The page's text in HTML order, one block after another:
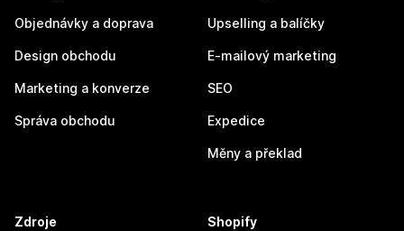
Objednávky a doprava
Design obchodu
Marketing a konverze
Správa obchodu
Upselling a balíčky
E-mailový marketing
SEO
Expedice
Měny a překlad
Zdroje Shopify